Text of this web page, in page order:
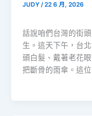
JUDY /22 6 月, 2026
話說咱們台灣的街
生。這天下午，台
頭白髮、戴著老花
把斷骨的雨傘。這